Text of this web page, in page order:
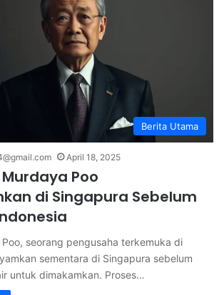
Berita Utama
April 18, 2025
Poo
di Singapura Sebelum
seorang pengusaha terkemuka di
sementara di Singapura sebelum
untuk dimakamkan. Proses…